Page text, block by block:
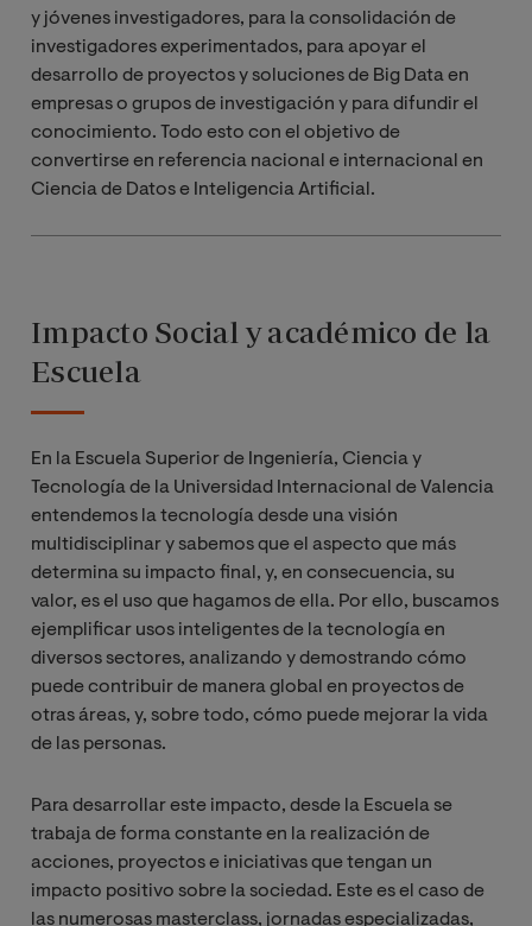
Nombre del grupo:
Energetic and
Environmental Analyses and Studies
Ip:Dr. Miguel Ángel Piqueras García
Nº investigadores externos: 0
eléctrica; 2) sistema eléctrico en su conjunto,
considerando la creciente penetración de las distintas
fuentes renovables disponibles; 3) ciencia y tecnología
de fusión nuclear controlada.
Nombre del grupo:Green Infrastructure for
Urban Sustainability
Acrónimo:GREENIUS
Ip: Dr. Daniel Jato Espino
Co-Ip: No hay Co-ip
Nº investigadores VIU: 6
y jóvenes investigadores, para la consolidación de
investigadores experimentados, para apoyar el
desarrollo de proyectos y soluciones de Big Data en
empresas o grupos de investigación y para difundir el
conocimiento. Todo esto con el objetivo de
convertirse en referencia nacional e internacional en
Ciencia de Datos e Inteligencia Artificial.
Impacto Social y académico de la
Escuela
En la Escuela Superior de Ingeniería, Ciencia y
Tecnología de la Universidad Internacional de Valencia
entendemos la tecnología desde una visión
multidisciplinar y sabemos que el aspecto que más
determina su impacto final, y, en consecuencia, su
valor, es el uso que hagamos de ella. Por ello, buscamos
ejemplificar usos inteligentes de la tecnología en
diversos sectores, analizando y demostrando cómo
puede contribuir de manera global en proyectos de
otras áreas, y, sobre todo, cómo puede mejorar la vida
de las personas.
Para desarrollar este impacto, desde la Escuela se
trabaja de forma constante en la realización de
acciones, proyectos e iniciativas que tengan un
impacto positivo sobre la sociedad. Este es el caso de
las numerosas masterclass, jornadas especializadas,